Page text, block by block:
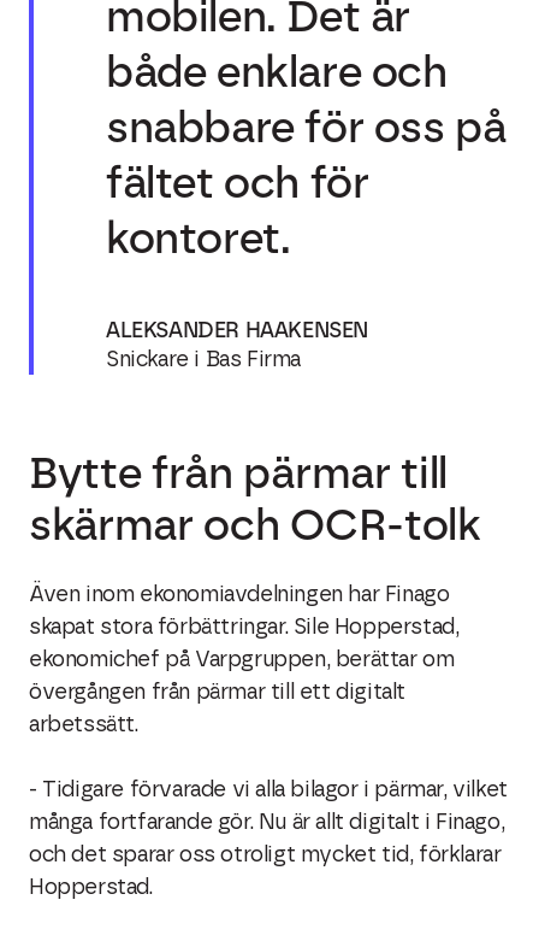
mobilen. Det är
både enklare och
snabbare för oss på
fältet och för
kontoret.
ALEKSANDER HAAKENSEN
Snickare i Bas Firma
Bytte från pärmar till
skärmar och OCR-tolk
Även inom ekonomiavdelningen har Finago
skapat stora förbättringar. Sile Hopperstad,
ekonomichef på Varpgruppen, berättar om
övergången från pärmar till ett digitalt
arbetssätt.
- Tidigare förvarade vi alla bilagor i pärmar, vilket
många fortfarande gör. Nu är allt digitalt i Finago,
och det sparar oss otroligt mycket tid, förklarar
Hopperstad.